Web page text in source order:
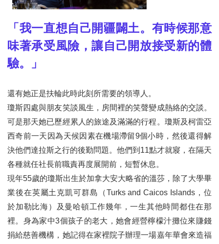
「我一直想自己開疆闢土。有時候那意
味著承受風險，讓自己開放接受新的體
驗。」
還有她正是扶輪此時此刻所需要的領導人。
瓊斯四處與朋友笑談風生，房間裡的笑聲變成熱絡的交談。
可是那天她已歷經累人的旅途及滿滿的行程。瓊斯及柯雷亞
西奇前一天因為天候因素在機場滯留9個小時，然後還得解
決他們達拉斯之行的後勤問題。他們到11點才就寢，在隔天
各種就任社長前職責再度展開前，短暫休息。
現年55歲的瓊斯出生於加拿大安大略省的溫莎，除了大學畢
業後在英屬土克凱可群島（Turks and Caicos Islands，位
於加勒比海）及曼哈頓工作幾年，一生其他時間都住在那
裡。身為家中3個孩子的老大，她會經營檸檬汁攤位來賺錢
捐給慈善機構，她記得在家裡院子辦理一場嘉年華會來造福